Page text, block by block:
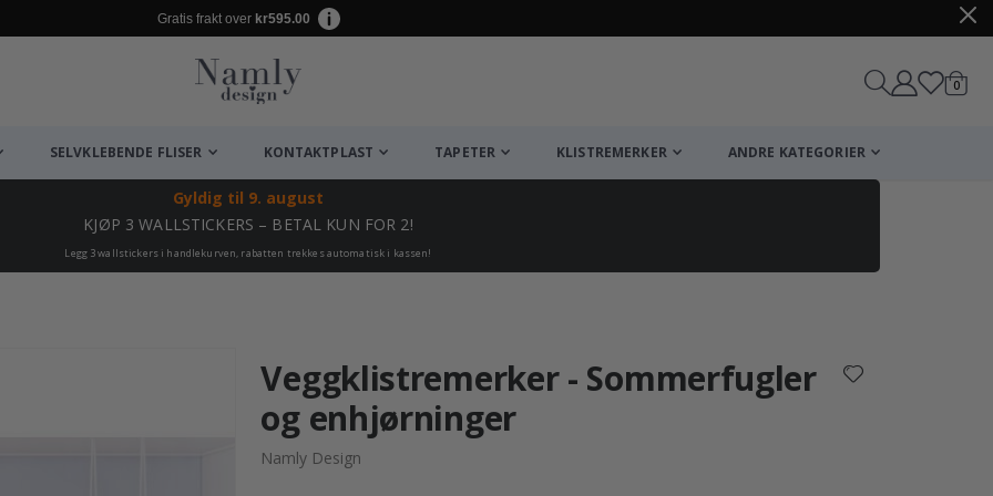
Gratis frakt over kr595.00
0varer
SELVKLEBENDE FLISER KONTAKTPLAST TAPETER KLISTREMERKER ANDRE KATEGORIER
Gyldig til 9. august
KJØP 3 WALLSTICKERS – BETAL KUN FOR 2!
Legg 3 wallstickers i handlekurven, rabatten trekkes automatisk i kassen!
Veggklistremerker - Sommerfugler
og enhjørninger
Namly Design